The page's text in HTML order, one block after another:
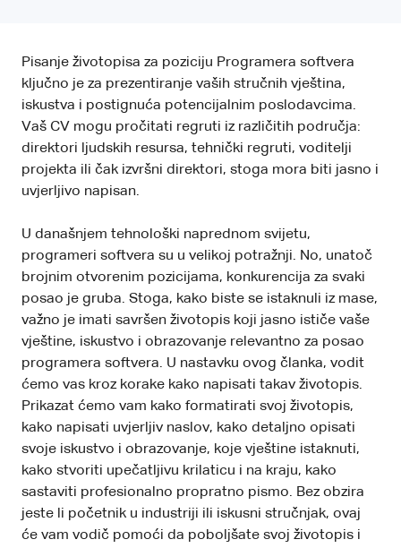
Pisanje životopisa za poziciju Programera softvera
ključno je za prezentiranje vaših stručnih vještina,
iskustva i postignuća potencijalnim poslodavcima.
Vaš CV mogu pročitati regruti iz različitih područja:
direktori ljudskih resursa, tehnički regruti, voditelji
projekta ili čak izvršni direktori, stoga mora biti jasno i
uvjerljivo napisan.
U današnjem tehnološki naprednom svijetu,
programeri softvera su u velikoj potražnji. No, unatoč
brojnim otvorenim pozicijama, konkurencija za svaki
posao je gruba. Stoga, kako biste se istaknuli iz mase,
važno je imati savršen životopis koji jasno ističe vaše
vještine, iskustvo i obrazovanje relevantno za posao
programera softvera. U nastavku ovog članka, vodit
ćemo vas kroz korake kako napisati takav životopis.
Prikazat ćemo vam kako formatirati svoj životopis,
kako napisati uvjerljiv naslov, kako detaljno opisati
svoje iskustvo i obrazovanje, koje vještine istaknuti,
kako stvoriti upečatljivu krilaticu i na kraju, kako
sastaviti profesionalno propratno pismo. Bez obzira
jeste li početnik u industriji ili iskusni stručnjak, ovaj
će vam vodič pomoći da poboljšate svoj životopis i